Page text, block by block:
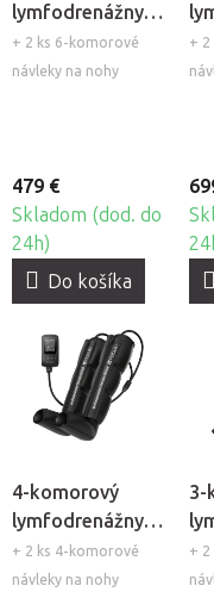
lymfodrenážny
prístroj Fabulo
Air 6
+ 2 ks 6-komorové
návleky na nohy
479 €
Skladom (dod. do
24h)
Do košíka
+
4-komorový
lymfodrenážny
prístroj Fabulo
Air 4
+ 2 ks 4-komorové
návleky na nohy
3-
+